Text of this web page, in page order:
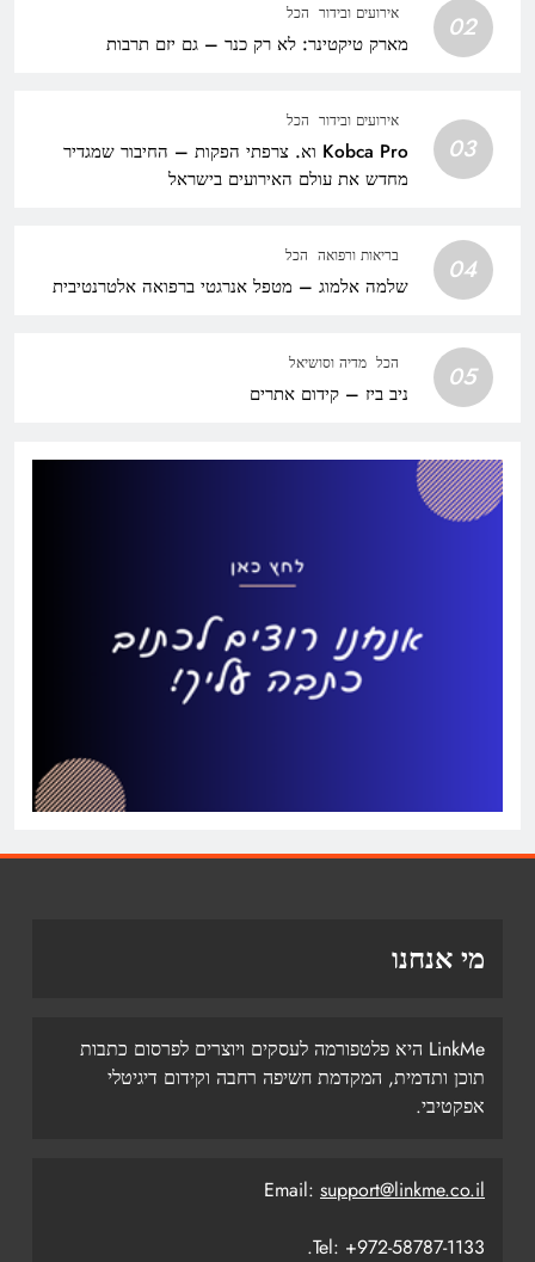
02 אירועים ובידור הכל
מארק טיקטינר: לא רק כנר – גם יזם תרבות
03
אירועים ובידור הכל
Kobca Pro וא. צרפתי הפקות – החיבור שמגדיר
מחדש את עולם האירועים בישראל
04 בריאות ורפואה הכל
שלמה אלמוג – מטפל אנרגטי ברפואה אלטרנטיבית
05 הכל מדיה וסושיאל
ניב ביז – קידום אתרים
מי אנחנו
LinkMe היא פלטפורמה לעסקים ויוצרים לפרסום כתבות
תוכן ותדמית, המקדמת חשיפה רחבה וקידום דיגיטלי
אפקטיבי.
Email: support@linkme.co.il
Tel: +972-58787-1133.